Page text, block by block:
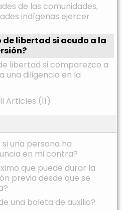
de las comunidades,
indígenas ejercer
de libertad si acudo a la
libertad si comparezco a
una diligencia en la
Articles (11)
una persona ha
en mi contra?
que puede durar la
previa desde que se
una boleta de auxilio?